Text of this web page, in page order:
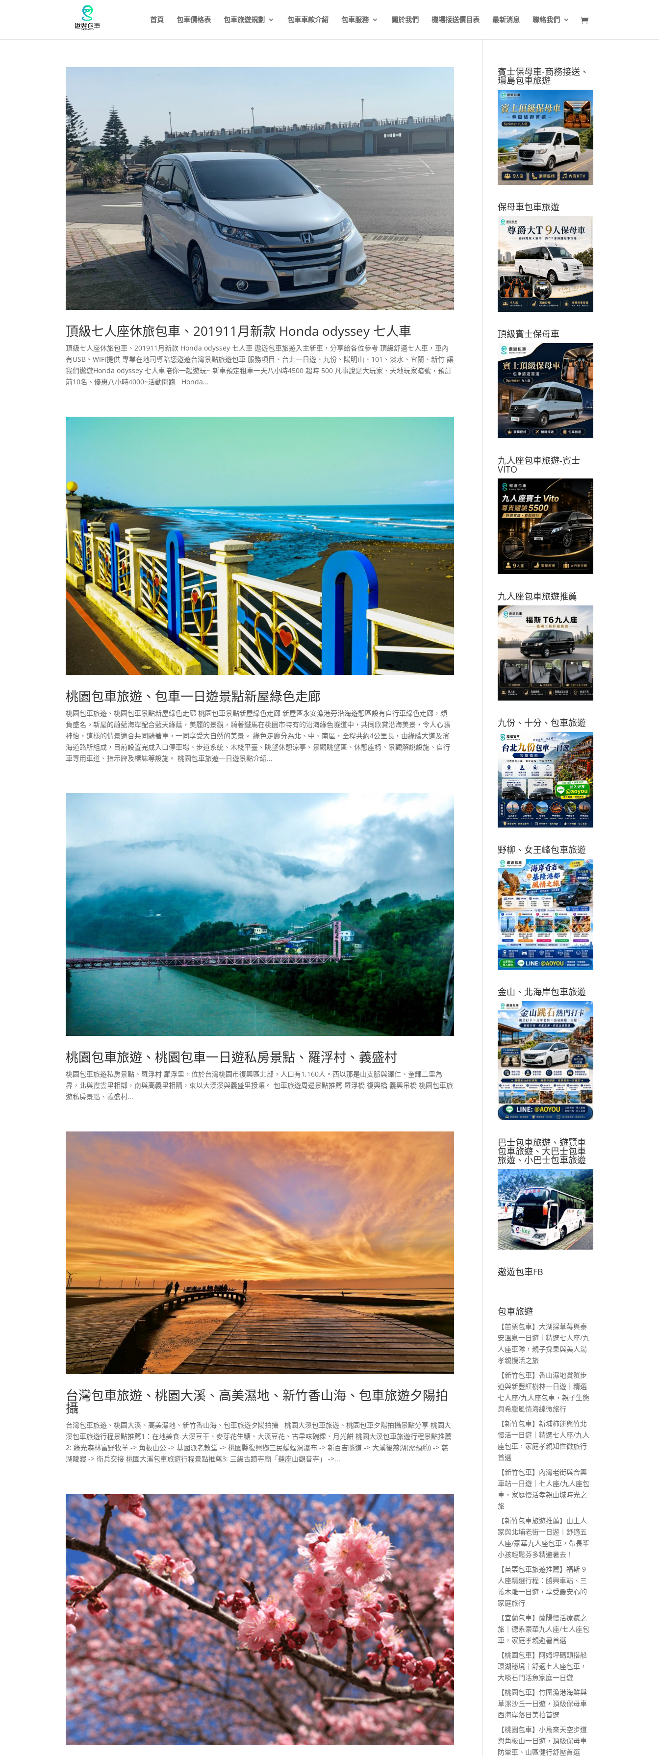
首頁 包車價格表 包車旅遊規劃 包車車款介紹 包車服務 關於我們 機場接送價目表 最新消息 聯絡我們
頂級七人座休旅包車、201911月新款 Honda odyssey 七人車
頂級七人座休旅包車、201911月新款 Honda odyssey 七人車 遨遊包車旅遊入主新車，分享給各位參考 頂級舒適七人車，車內
有USB、WIFI提供 專業在地司導陪您遨遊台灣景點旅遊包車 服務項目、台北一日遊、九份、陽明山、101、淡水、宜蘭、新竹 讓
我們遨遊Honda odyssey 七人車陪你一起遊玩~ 新車預定租車一天八小時4500 超時 500 凡事說是大玩家、天地玩家暗號，預訂
前10名、優惠八小時4000~活動開跑 Honda...
桃園包車旅遊、包車一日遊景點新屋綠色走廊
桃園包車旅遊、桃園包車景點新屋綠色走廊 桃園包車景點新屋綠色走廊 新屋區永安漁港旁沿海遊憩區設有自行車綠色走廊，頗
負盛名。新屋的蔚藍海岸配合藍天綠蔭，美麗的景觀，騎著鐵馬在桃園市特有的沿海綠色隧道中，共同欣賞沿海美景，令人心曠
神怡，這樣的情景適合共同騎著車，一同享受大自然的美景。 綠色走廊分為北、中、南區，全程共約4公里長，由綠蔭大道及濱
海道路所組成，目前設置完成入口停車場、步道系統、木棧平臺、眺望休憩涼亭、景觀眺望區、休憩座椅、景觀解說設施、自行
車專用車道、指示牌及標誌等設施。 桃園包車旅遊一日遊景點介紹...
桃園包車旅遊、桃園包車一日遊私房景點、羅浮村、義盛村
桃園包車旅遊私房景點、羅浮村 羅浮里，位於台灣桃園市復興區北部，人口有1,160人。西以那是山支脈與澤仁、奎輝二里為
界，北與霞雲里相鄰，南與高義里相隔，東以大漢溪與義盛里接壤。 包車旅遊周邊景點推薦 羅浮橋 復興橋 義興吊橋 桃園包車旅
遊私房景點、義盛村...
台灣包車旅遊、桃園大溪、高美濕地、新竹香山海、包車旅遊夕陽拍
攝
台灣包車旅遊、桃園大溪、高美濕地、新竹香山海、包車旅遊夕陽拍攝 桃園大溪包車旅遊、桃園包車夕陽拍攝景點分享 桃園大
溪包車旅遊行程景點推薦1：在地美食-大溪豆干、麥芽花生糖、大溪豆花、古早味碗粿、月光餅 桃園大溪包車旅遊行程景點推薦
2: 綠光森林富野牧羊 -> 角板山公 -> 基國派老教堂 -> 桃園縣復興鄉三民蝙蝠洞瀑布 -> 新百吉隧道 -> 大溪後慈湖(需預約) -> 慈
湖陵寢 -> 衛兵交接 桃園大溪包車旅遊行程景點推薦3: 三級古蹟寺廟「蓮座山觀音寺」 ->...
賓士保母車-商務接送、
環島包車旅遊
保母車包車旅遊
頂級賓士保母車
九人座包車旅遊-賓士
VITO
九人座包車旅遊推薦
九份、十分、包車旅遊
野柳、女王峰包車旅遊
金山、北海岸包車旅遊
巴士包車旅遊、遊覽車
包車旅遊、大巴士包車
旅遊、小巴士包車旅遊
遨遊包車FB
包車旅遊
【苗栗包車】大湖採草莓與泰
安溫泉一日遊｜精選七人座/九
人座車隊，親子採果與美人湯
孝親慢活之旅
【新竹包車】香山濕地賞蟹步
道與新豐紅樹林一日遊｜精選
七人座/九人座包車，親子生態
與希臘風情海線微旅行
【新竹包車】新埔柿餅與竹北
慢活一日遊｜精選七人座/九人
座包車，家庭孝親知性微旅行
首選
【新竹包車】內灣老街與合興
車站一日遊｜七人座/九人座包
車，家庭慢活孝親山城時光之
旅
【新竹包車旅遊推薦】山上人
家與北埔老街一日遊｜舒適五
人座/豪華九人座包車，帶長輩
小孩輕鬆芬多精避暑去！
【苗栗包車旅遊推薦】福斯 9
人座精選行程：勝興車站、三
義木雕一日遊，享受最安心的
家庭旅行
【宜蘭包車】蘭陽慢活療癒之
旅｜德系豪華九人座/七人座包
車，家庭孝親避暑首選
【桃園包車】阿姆坪碼頭搭船
環湖秘境｜舒適七人座包車，
大啖石門活魚家庭一日遊
【桃園包車】竹圍漁港海鮮與
草漯沙丘一日遊，頂級保母車
西海岸落日美拍首選
【桃園包車】小烏來天空步道
與角板山一日遊，頂級保母車
防暈車、山區健行舒壓首選